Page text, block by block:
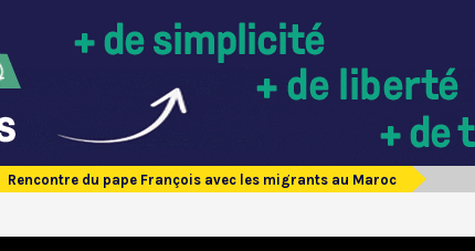
Rencontre du pape François avec les migrants au Maroc